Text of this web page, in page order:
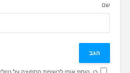
שם